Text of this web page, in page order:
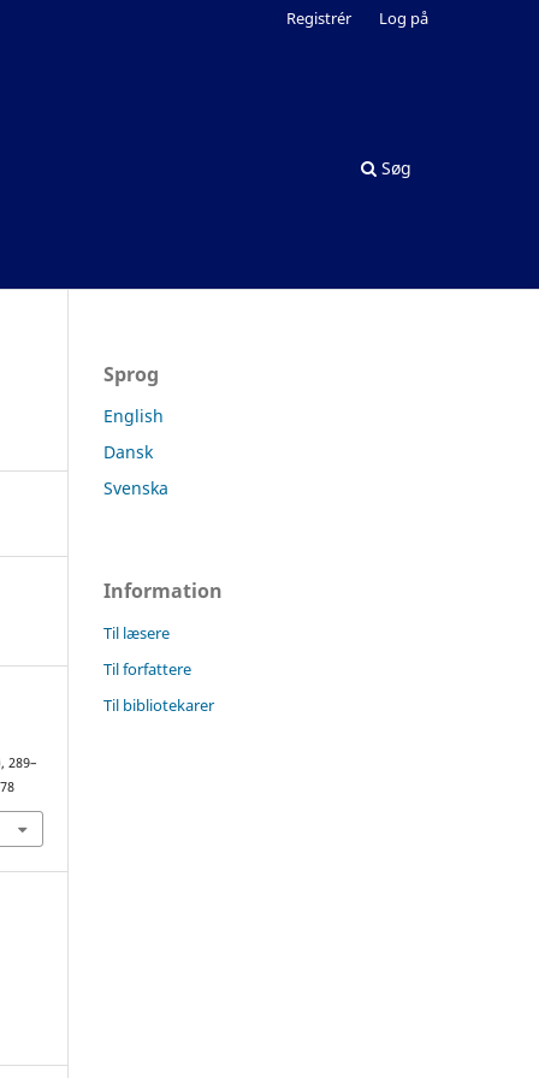
Søg
Registrér Log på
289–
Sprog
English
Dansk
Svenska
Information
Til læsere
Til forfattere
Til bibliotekarer